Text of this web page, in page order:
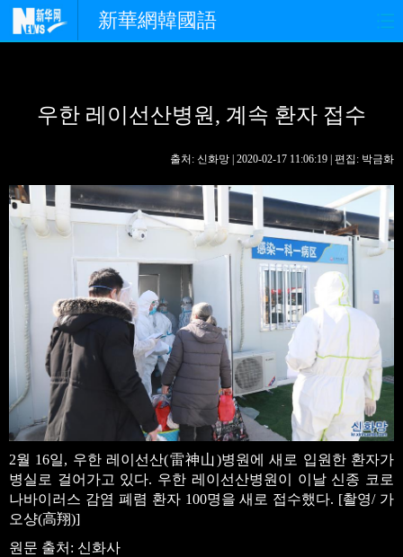
新華網韓國語
경제 사회 포토
핫 TV 문화
연예 관광 오피니언
우한 레이선산병원, 계속 환자 접수
출처: 신화망 | 2020-02-17 11:06:19 | 편집: 박금화
2월 16일, 우한 레이선산(雷神山)병원에 새로 입원한 환자가
병실로 걸어가고 있다. 우한 레이선산병원이 이날 신종 코로
나바이러스 감염 폐렴 환자 100명을 새로 접수했다. [촬영/ 가
오샹(高翔)]
원문 출처: 신화사